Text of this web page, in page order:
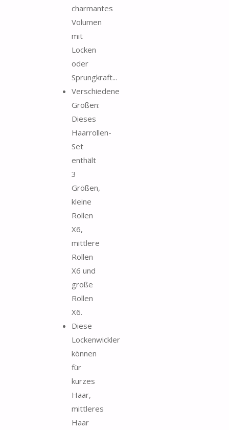
charmantes
Volumen
mit
Locken
oder
Sprungkraft...
Verschiedene
Größen:
Dieses
Haarrollen-
Set
enthält
3
Größen,
kleine
Rollen
X6,
mittlere
Rollen
X6 und
große
Rollen
X6.
Diese
Lockenwickler
können
für
kurzes
Haar,
mittleres
Haar